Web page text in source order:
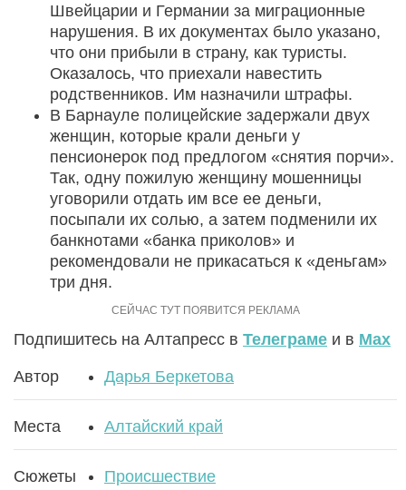
Швейцарии и Германии за миграционные
нарушения. В их документах было указано,
что они прибыли в страну, как туристы.
Оказалось, что приехали навестить
родственников. Им назначили штрафы.
В Барнауле полицейские задержали двух
женщин, которые крали деньги у
пенсионерок под предлогом «снятия порчи».
Так, одну пожилую женщину мошенницы
уговорили отдать им все ее деньги,
посыпали их солью, а затем подменили их
банкнотами «банка приколов» и
рекомендовали не прикасаться к «деньгам»
три дня.
Подпишитесь на Алтапресс в Телеграме и в Max
Автор Дарья Беркетова
Места Алтайский край
Сюжеты
Происшествие